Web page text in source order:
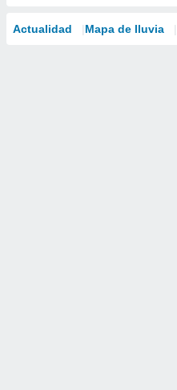
Actualidad Mapa de lluvia